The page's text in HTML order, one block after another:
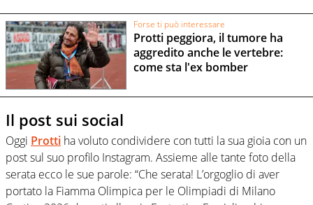
Forse ti può interessare
Protti peggiora, il tumore ha
aggredito anche le vertebre:
come sta l'ex bomber
Il post sui social
Oggi Protti ha voluto condividere con tutti la sua gioia con un
post sul suo profilo Instagram. Assieme alle tante foto della
serata ecco le sue parole: “Che serata! L’orgoglio di aver
portato la Fiamma Olimpica per le Olimpiadi di Milano